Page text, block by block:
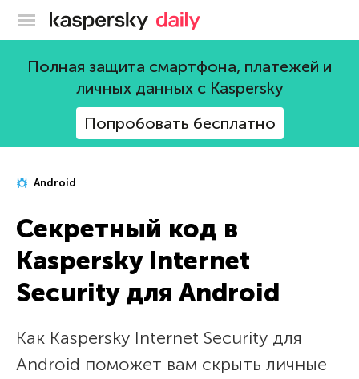
Блог Касперского
Полная защита смартфона, платежей и
личных данных с Kaspersky
Попробовать бесплатно
Android
Секретный код в
Kaspersky Internet
Security для Android
Как Kaspersky Internet Security для
Android поможет вам скрыть личные